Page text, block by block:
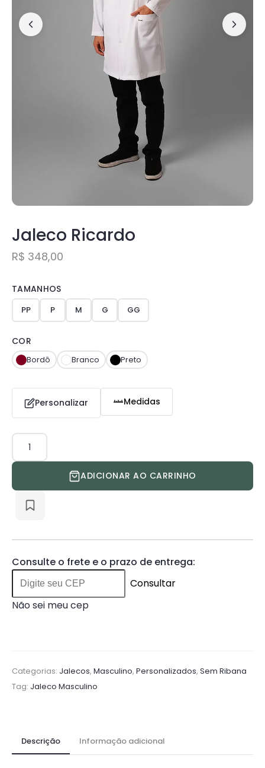
Jaleco Ricardo
R$ 348,00
TAMANHOS
PP P M G GG
COR
Bordô Branco Preto
Personalizar Medidas
Jaleco
Ricardo
quantidade
ADICIONAR AO CARRINHO
Consulte o frete e o prazo de entrega:
Consultar
Não sei meu cep
Categorias: Jalecos, Masculino, Personalizados, Sem Ribana
Tag: Jaleco Masculino
Descrição Informação adicional